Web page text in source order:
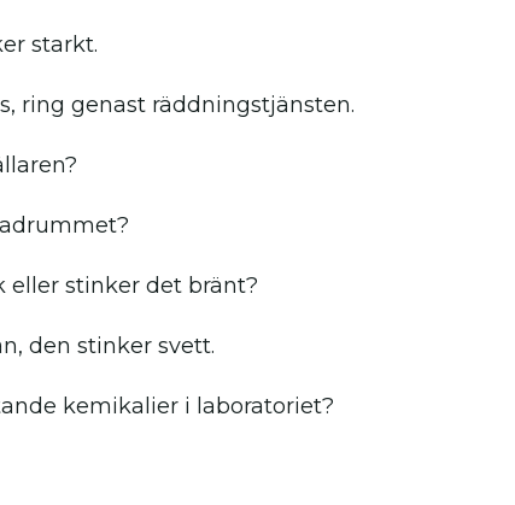
starkt.
ring genast räddningstjänsten.
eller stinker det bränt?
den stinker svett.
kemikalier i laboratoriet?